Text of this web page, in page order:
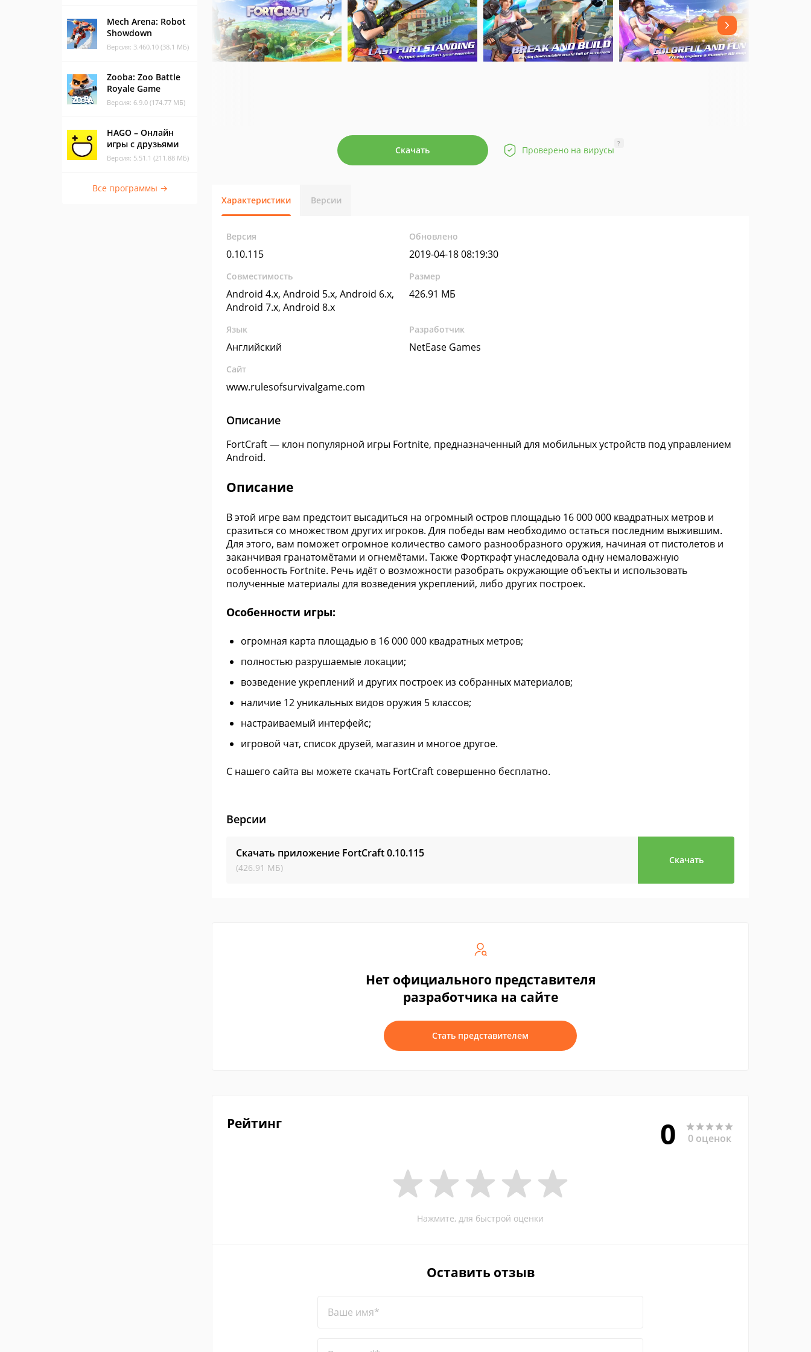
Mech Arena: Robot
Showdown
Версия: 3.460.10 (38.1 МБ)
Zooba: Zoo Battle
Royale Game
Версия: 6.9.0 (174.77 МБ)
HAGO – Онлайн
игры с друзьями
Версия: 5.51.1 (211.88 МБ)
Все программы →
Скачать Проверено на вирусы
?
Характеристики Версии
Версия
0.10.115
Обновлено
2019-04-18 08:19:30
Совместимость
Android 4.x, Android 5.x, Android 6.x,
Android 7.x, Android 8.x
Размер
426.91 МБ
Язык
Английский
Разработчик
NetEase Games
Сайт
www.rulesofsurvivalgame.com
Описание
FortCraft — клон популярной игры Fortnite, предназначенный для мобильных устройств под управлением
Android.
Описание
В этой игре вам предстоит высадиться на огромный остров площадью 16 000 000 квадратных метров и
сразиться со множеством других игроков. Для победы вам необходимо остаться последним выжившим.
Для этого, вам поможет огромное количество самого разнообразного оружия, начиная от пистолетов и
заканчивая гранатомётами и огнемётами. Также Форткрафт унаследовала одну немаловажную
особенность Fortnite. Речь идёт о возможности разобрать окружающие объекты и использовать
полученные материалы для возведения укреплений, либо других построек.
Особенности игры:
огромная карта площадью в 16 000 000 квадратных метров;
полностью разрушаемые локации;
возведение укреплений и других построек из собранных материалов;
наличие 12 уникальных видов оружия 5 классов;
настраиваемый интерфейс;
игровой чат, список друзей, магазин и многое другое.
С нашего сайта вы можете скачать FortCraft совершенно бесплатно.
Версии
Скачать приложение FortCraft0.10.115
(426.91 МБ)
Скачать
Нет официального представителя
разработчика на сайте
Стать представителем
Рейтинг 0 0 оценок
Нажмите, для быстрой оценки
Оставить отзыв
Ваше имя*